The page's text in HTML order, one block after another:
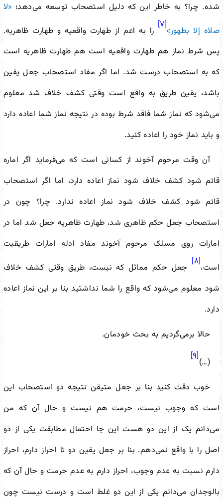
شده. چرا؟ به خاطر این که دلیل استصحاب توسعه می‌دهد؛ «لا
صلاه إلا بطهور»
[۷]
را به اعم از طهارت واقعیه و طهارت ظاهریه.
پس شرط نماز هم طهارت واقعیه است هم طهارت ظاهریه است
که به استصحاب درست شد. اما اگر مفاد استصحاب جعل یقین
باشد، یقین طریق به واقع است وقتی کشف خلاف شد معلوم
می‌شود که نماز شما فاقد شرط بوده در نتیجه نماز شما اعاده دارد
و باید نماز خود را اعاده کنید.
آن وقت مرحوم آخوند از کسانی است که می‌فرماید اگر اماره
قائم شود کشف خلاف شود نماز اعاده دارد، اما اگر استصحاب
قائم شود کشف خلاف شود نماز اعاده ندارد. چرا؟ چون در
استصحاب جعل حکم ظاهری شد، طهارت ظاهریه جعل شد اما در
امارات روی مسلک مرحوم آخوند مفاد ادله امارات طریقیت
است،
[۸]
جعل حکم مماثل که نیست، طریق وقتی کشف خلاف
شود معلوم می‌شود که واقع را شما نداشتید بنا بر این نماز اعاده
دارد.
حالا برمی‌گردیم به بحث خودمان.
(…)
[۹]
خوب دقت کنید بنا بر جعل متیقن نتیجه دو استصحاب این
است که وجوب نیست، حرمت هم نیست و حال آن که من
می‌دانم یک از این دو هست این جا احتمال مطابقت یکی از دو
اصل را با واقع نمی‌دهم. بنا بر جعل یقین دو تا احراز دارم، احراز
دارم نسبت به عدم وجوب، احراز دارم به عدم حرمت و حال آن که
بالوجدان می‌دانم یکی از این دو غلط است و درست نیست چون